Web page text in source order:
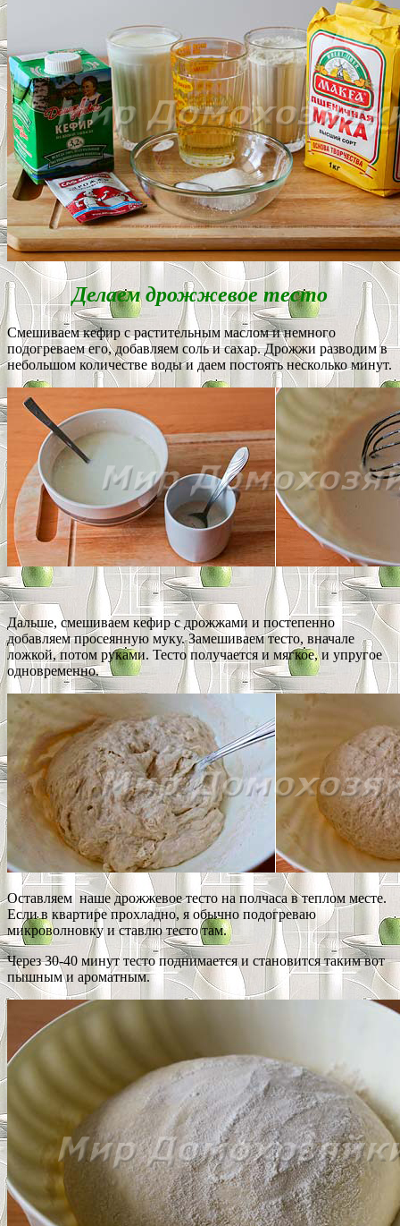
Делаем дрожжевое тесто
Смешиваем кефир с растительным маслом и немного
подогреваем его, добавляем соль и сахар. Дрожжи разводим в
небольшом количестве воды и даем постоять несколько минут.
Дальше, смешиваем кефир с дрожжами и постепенно
добавляем просеянную муку. Замешиваем тесто, вначале
ложкой, потом руками. Тесто получается и мягкое, и упругое
одновременно.
Оставляем наше дрожжевое тесто на полчаса в теплом месте.
Если в квартире прохладно, я обычно подогреваю
микроволновку и ставлю тесто там.
Через 30-40 минут тесто поднимается и становится таким вот
пышным и ароматным.